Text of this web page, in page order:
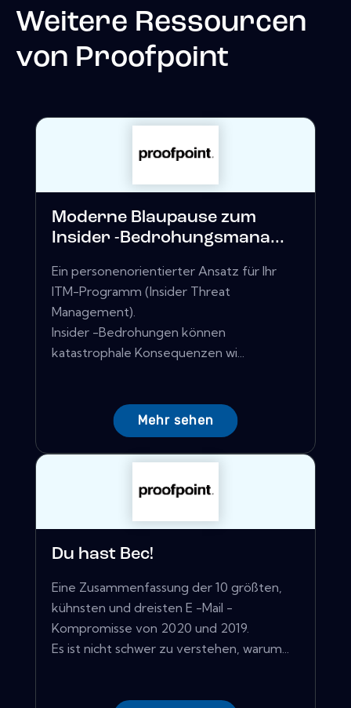
Weitere Ressourcen
von Proofpoint
Moderne Blaupause zum
Insider -Bedrohungsmana...
Ein personenorientierter Ansatz für Ihr
ITM-Programm (Insider Threat
Management).
Insider -Bedrohungen können
katastrophale Konsequenzen wi...
Mehr sehen
Du hast Bec!
Eine Zusammenfassung der 10 größten,
kühnsten und dreisten E -Mail -
Kompromisse von 2020 und 2019.
Es ist nicht schwer zu verstehen, warum...